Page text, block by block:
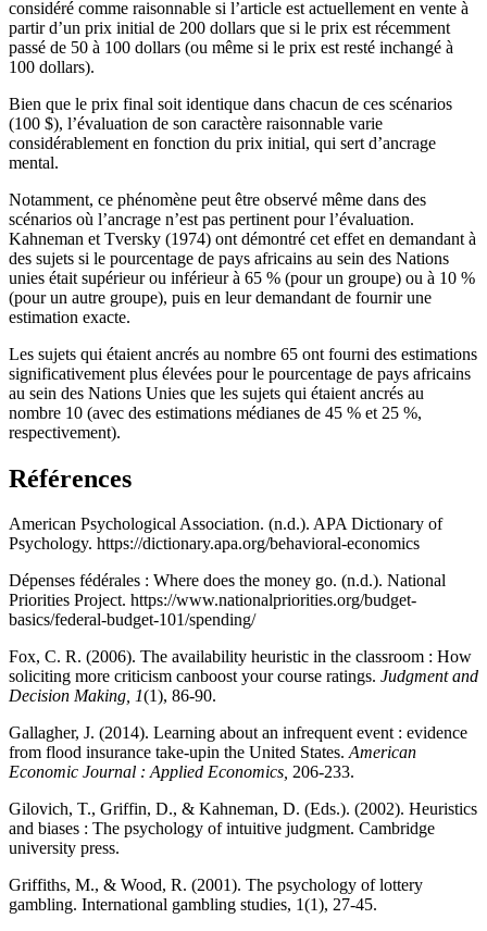
considéré comme raisonnable si l’article est actuellement en vente à
partir d’un prix initial de 200 dollars que si le prix est récemment
passé de 50 à 100 dollars (ou même si le prix est resté inchangé à
100 dollars).
Bien que le prix final soit identique dans chacun de ces scénarios
(100 $), l’évaluation de son caractère raisonnable varie
considérablement en fonction du prix initial, qui sert d’ancrage
mental.
Notamment, ce phénomène peut être observé même dans des
scénarios où l’ancrage n’est pas pertinent pour l’évaluation.
Kahneman et Tversky (1974) ont démontré cet effet en demandant à
des sujets si le pourcentage de pays africains au sein des Nations
unies était supérieur ou inférieur à 65 % (pour un groupe) ou à 10 %
(pour un autre groupe), puis en leur demandant de fournir une
estimation exacte.
Les sujets qui étaient ancrés au nombre 65 ont fourni des estimations
significativement plus élevées pour le pourcentage de pays africains
au sein des Nations Unies que les sujets qui étaient ancrés au
nombre 10 (avec des estimations médianes de 45 % et 25 %,
respectivement).
Références
American Psychological Association. (n.d.). APA Dictionary of
Psychology. https://dictionary.apa.org/behavioral-economics
Dépenses fédérales : Where does the money go. (n.d.). National
Priorities Project. https://www.nationalpriorities.org/budget-
basics/federal-budget-101/spending/
Fox, C. R. (2006). The availability heuristic in the classroom : How
soliciting more criticism canboost your course ratings. Judgment and
Decision Making, 1(1), 86-90.
Gallagher, J. (2014). Learning about an infrequent event : evidence
from flood insurance take-upin the United States.American
Economic Journal : Applied Economics, 206-233.
Gilovich, T., Griffin, D., & Kahneman, D. (Eds.). (2002). Heuristics
and biases : The psychology of intuitive judgment. Cambridge
university press.
Griffiths, M., & Wood, R. (2001). The psychology of lottery
gambling. International gambling studies, 1(1), 27-45.